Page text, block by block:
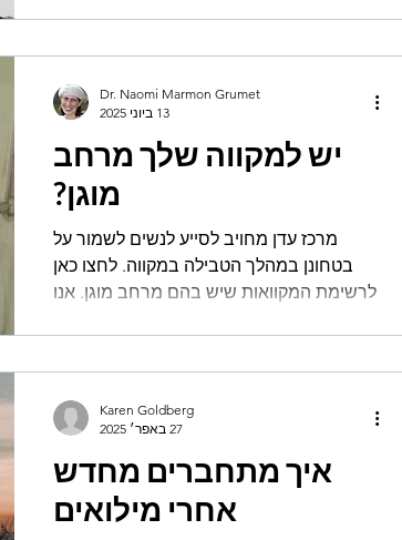
וכיצד גבורתן השקטה סייעה בבניית החיים
יש למקווה שלך מרחב
מוגן?
מרכז עדן מחויב לסייע לנשים לשמור על
בטחונן במהלך הטבילה במקווה. לחצו כאן
לרשימת המקוואות שיש בהם מרחב מוגן. אנו
Dr. Naomi Marmon Grumet
13 ביוני 2025
איך מתחברים מחדש
אחרי מילואים
Karen Goldberg
27 באפר׳ 2025